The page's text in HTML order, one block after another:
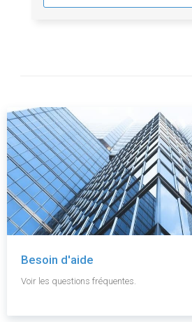
Besoin d'aide
Voir les questions fréquentes.